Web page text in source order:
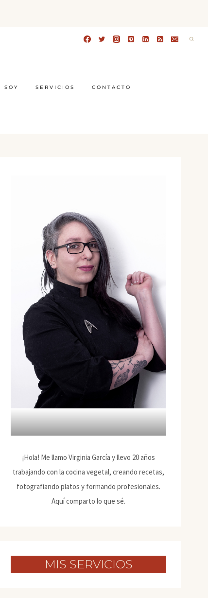
SOY SERVICIOS CONTACTO
¡Hola! Me llamo Virginia García y llevo 20 años
trabajando con la cocina vegetal, creando recetas,
fotografiando platos y formando profesionales.
Aquí comparto lo que sé.
MIS SERVICIOS